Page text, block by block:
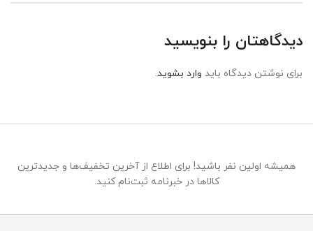
دیدگاهتان را بنویسید
برای نوشتن دیدگاه باید وارد بشوید.
همیشه اولین نفر باشید! برای اطلاع از آخرین تخفیف‌ها و جدیدترین
کالاها در خبرنامه ثبت‌نام کنید.